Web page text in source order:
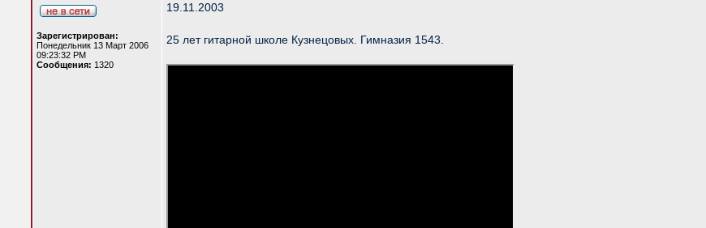
Зарегистрирован:
Понедельник 13 Март 2006
09:23:32 PM
Сообщения: 1320
19.11.2003
25 лет гитарной школе Кузнецовых. Гимназия 1543.